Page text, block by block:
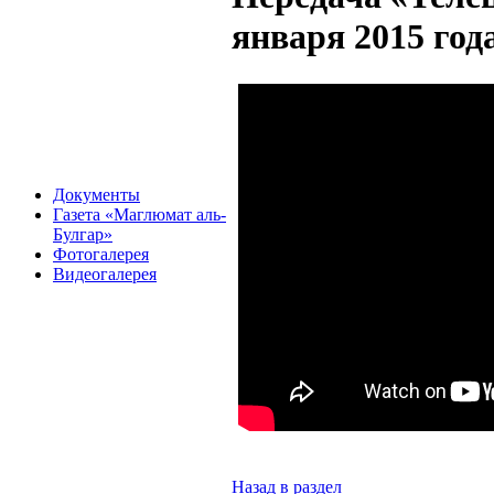
Документы
Газета «Маглюмат аль-
Булгар»
Фотогалерея
Видеогалерея
января 2015
Назад в раздел